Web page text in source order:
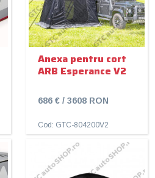
Anexa pentru cort
ARB Esperance V2
686 € / 3608 RON
Cod: GTC-804200V2